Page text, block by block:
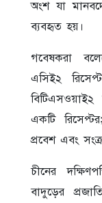
অংশ যা
ব্যবহৃত হয়।
গবেষকরা
এসিই২
একটি
প্রবেশ এবং
চীনের
বাদুড়ের